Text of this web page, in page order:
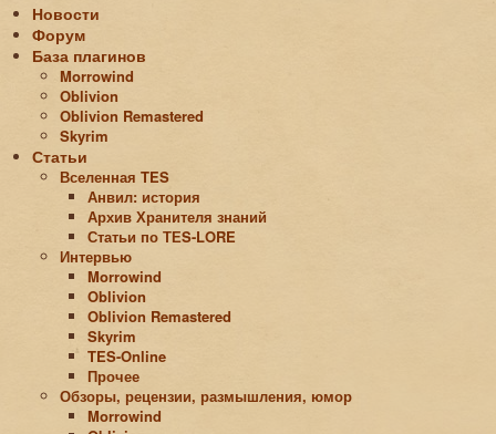
Новости
Форум
База плагинов
Morrowind
Oblivion
Oblivion Remastered
Skyrim
Статьи
Вселенная TES
Анвил: история
Архив Хранителя знаний
Статьи по ТЕS-LORE
Интервью
Morrowind
Oblivion
Oblivion Remastered
Skyrim
TES-Online
Прочее
Обзоры, рецензии, размышления, юмор
Morrowind